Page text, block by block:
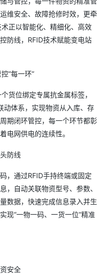
维安全、故障抢修时效，更牵
正以智能化、精细化、高效
防线，RFID技术赋能变电站
“每一环”
货位绑定专属抗金属标签，
动体系，实现物资从入库、存
期闭环管控，每一个环节都彰
电网供电的连续性。
防线
，通过RFID手持终端或固定
，自动关联物资型号、参数、
数据，快速完成信息录入并生
现“一物一码、一货一位”精准
安全